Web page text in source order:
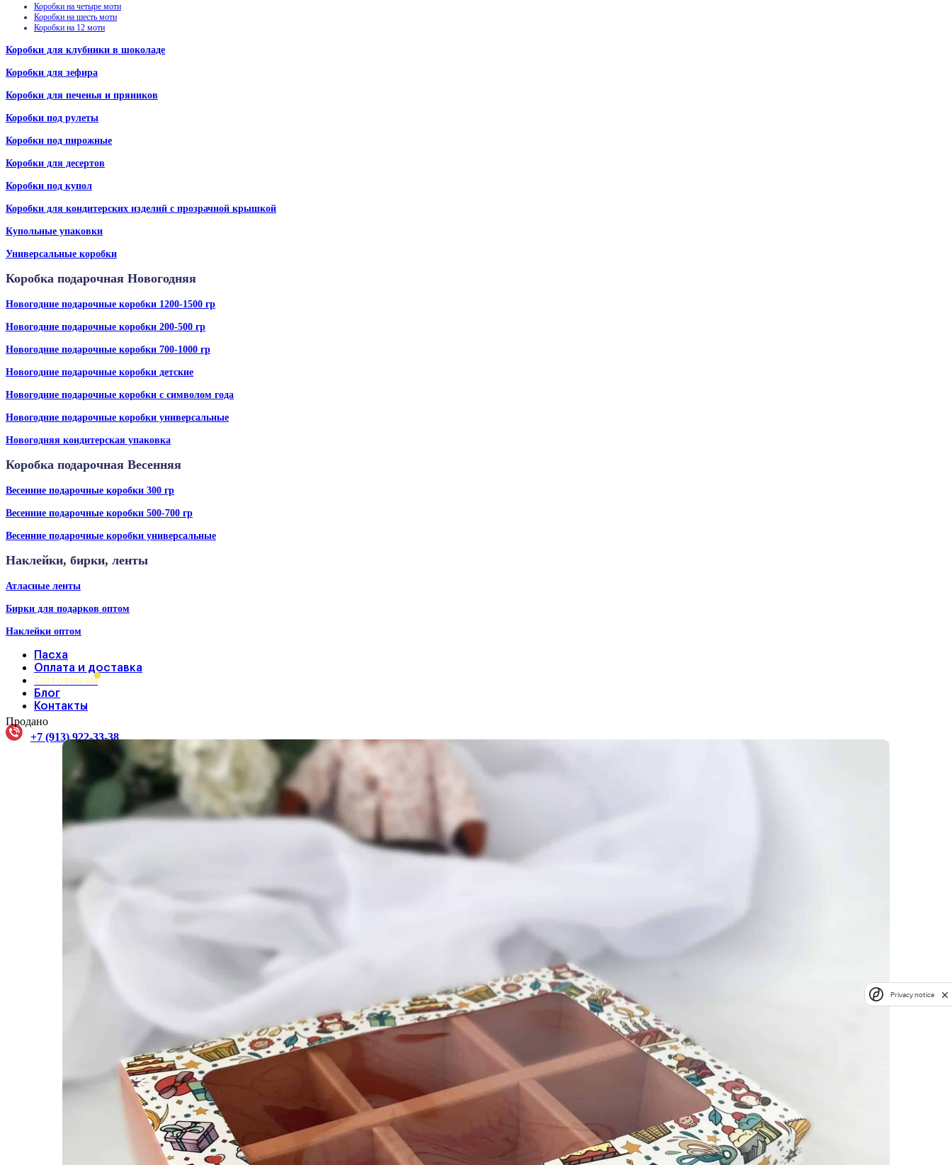
Коробки на четыре моти
Коробки на шесть моти
Коробки на 12 моти
Коробки для клубники в шоколаде
Коробки для зефира
Коробки для печенья и пряников
Коробки под рулеты
Коробки под пирожные
Коробки для десертов
Коробки под купол
Коробки для кондитерских изделий с прозрачной крышкой
Купольные упаковки
Универсальные коробки
Коробка подарочная Новогодняя
Новогодние подарочные коробки 1200-1500 гр
Новогодние подарочные коробки 200-500 гр
Новогодние подарочные коробки 700-1000 гр
Новогодние подарочные коробки детские
Новогодние подарочные коробки с символом года
Новогодние подарочные коробки универсальные
Новогодняя кондитерская упаковка
Коробка подарочная Весенняя
Весенние подарочные коробки 300 гр
Весенние подарочные коробки 500-700 гр
Весенние подарочные коробки универсальные
Наклейки, бирки, ленты
Атласные ленты
Бирки для подарков оптом
Наклейки оптом
Пасха
Оплата и доставка
Оптовикам
Блог
Контакты
+7 (913) 922-33-38
Продано
Privacy notice